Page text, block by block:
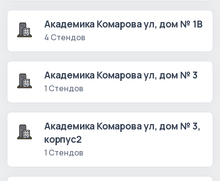
Академика Комарова ул, дом № 1В
4 Стендов
Академика Комарова ул, дом № 3
1 Стендов
Академика Комарова ул, дом № 3,
корпус2
1 Стендов